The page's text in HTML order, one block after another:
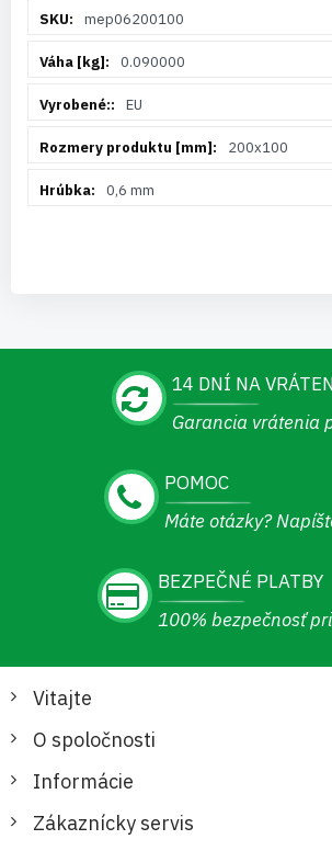
informáciímep06200100
0.090000
EU
200x100
0,6 mm
14 DNÍ NA
Garancia vrátenia
POMOC
Máte otázky?
BEZPEČNÉ PLATBY
100% bezpečnosť
Vitajte
O spoločnosti
Informácie
Zákaznícky servis